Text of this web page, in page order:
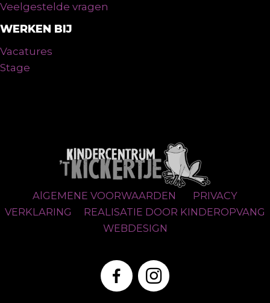
Veelgestelde vragen
WERKEN BIJ
Vacatures
Stage
AlGEMENE VOORWAARDEN
PRIVACY
VERKLARING
REALISATIE DOOR KINDEROPVANG
WEBDESIGN